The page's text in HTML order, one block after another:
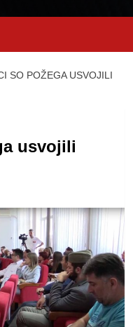
SO POŽEGA USVOJILI
usvojili